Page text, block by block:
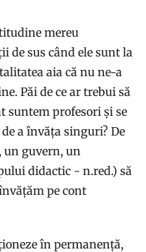
mereu
de sus când ele sunt la
aia că nu ne-a
Păi de ce ar trebui să
suntem profesori și se
a învăța singuri? De
un guvern, un
didactic - n.red.) să
pe cont
în permanență,